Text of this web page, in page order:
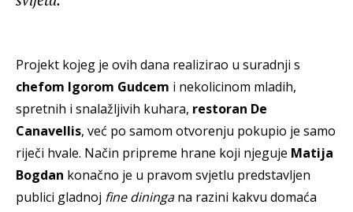
Projekt kojeg je ovih dana realizirao u suradnji s
chefom Igorom Gudcem i nekolicinom mladih,
spretnih i snalažljivih kuhara, restoran De
Canavellis, već po samom otvorenju pokupio je samo
riječi hvale. Način pripreme hrane koji njeguje Matija
Bogdan konačno je u pravom svjetlu predstavljen
publici gladnoj fine diningana razini kakvu domaća